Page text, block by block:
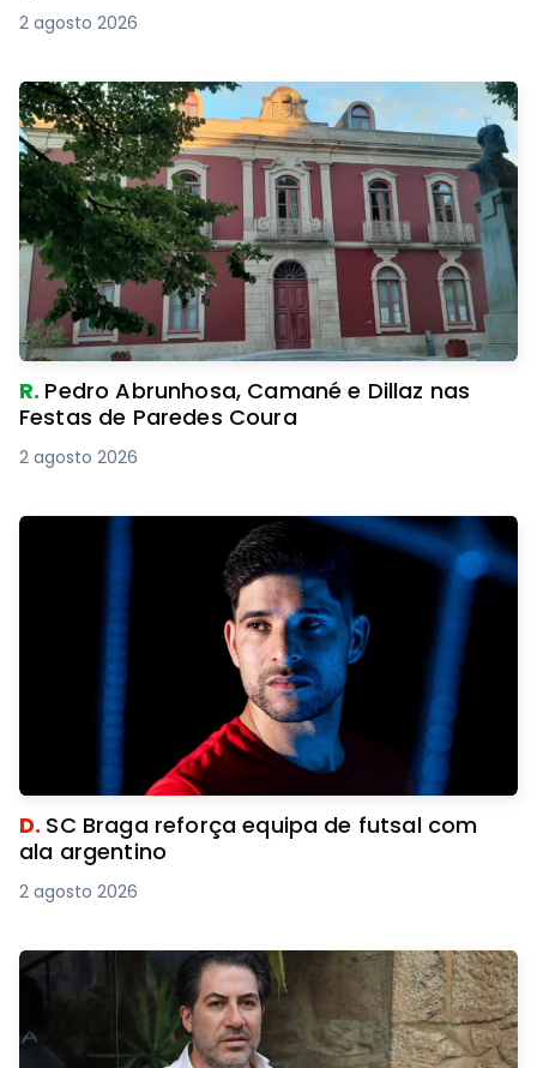
2 agosto 2026
R. Pedro Abrunhosa, Camané e Dillaz nas
Festas de Paredes Coura
2 agosto 2026
D. SC Braga reforça equipa de futsal com
ala argentino
2 agosto 2026